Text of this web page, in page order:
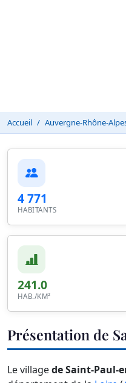
Accueil Auvergne-Rhône-
4 771
HABITANTS
241.0
HAB./KM²
Présentation de
Le villagede Saint-Paul-